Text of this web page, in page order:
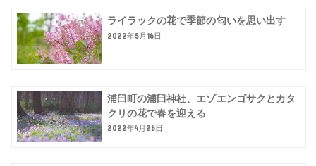
ライラックの花で季節の匂いを思い出す
2022年5月16日
浦臼町の浦臼神社、エゾエンゴサクとカタ
クリの花で春を迎える
2022年4月26日